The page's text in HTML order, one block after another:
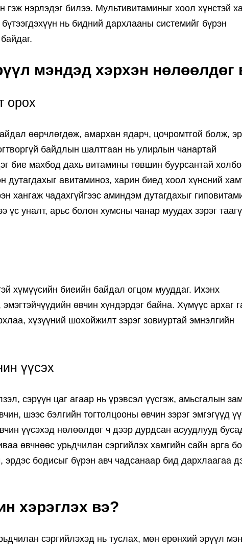
гэж нэрлэдэг билээ. Мультивитаминыг хоол хүнстэй
нь бидний дархлааны системийг бүрэн
мэндэд хэрхэн нөлөөлдөг
орох
өөрчлөгдөж, амархан ядарч, цочромтгой болж,
байдлын шалтгаан нь улирлын чанартай
бие махбод дахь витамины төвшин буурсантай
авитаминоз, харин биед хоол хүнсний
хангаж чадахгүйгээс аминдэм дутагдахыг
үс уналт, арьс болон хумсны чанар муудах зэрэг
хүмүүсийн биеийн байдал огцом мууддаг. Ихэнх
өвчин хүндэрдэг байна. Хүмүүс архаг
хүзүүний шохойжилт зэрэг зовиуртай эмнэлгийн
үүсэх
сэрүүн цаг агаар нь үрэвсэл үүсгэж, амьсгалын
шээс бэлгийн тогтолцооны өвчин зэрэг эмгэгүүд
үүсэхэд нөлөөлдөг ч дээр дурдсан асуудлууд
өвчнөөс урьдчилан сэргийлэх хамгийн сайн арга
бодисыг бүрэн авч чадсанаар бид дархлаагаа
хэрэглэх вэ?
сэргийлэхэд нь туслах, мөн ерөнхий эрүүл